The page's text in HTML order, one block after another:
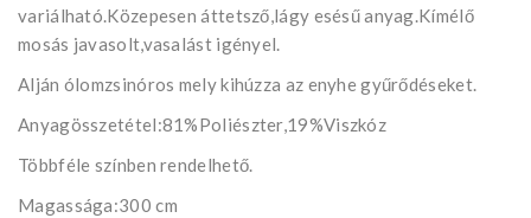
variálható.Közepesen áttetsző,lágy esésű anyag.Kímélő
mosás javasolt,vasalást igényel.
Alján ólomzsinóros mely kihúzza az enyhe gyűrődéseket.
Anyagösszetétel:81%Poliészter,19%Viszkóz
Többféle színben rendelhető.
Magassága:300 cm